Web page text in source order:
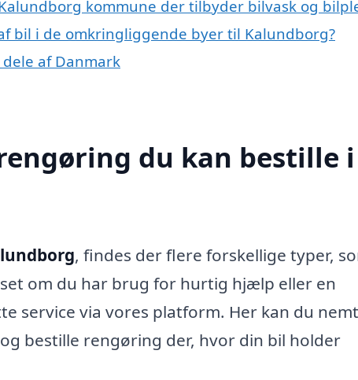
kommune der tilbyder bilvask og
bil i de omkringliggende byer til Kalundborg?
af Danmark
du kan bestille i
, findes der flere forskellige typer,
om du har brug for hurtig hjælp eller en
service via vores platform. Her kan du
bestille rengøring der, hvor din bil holder